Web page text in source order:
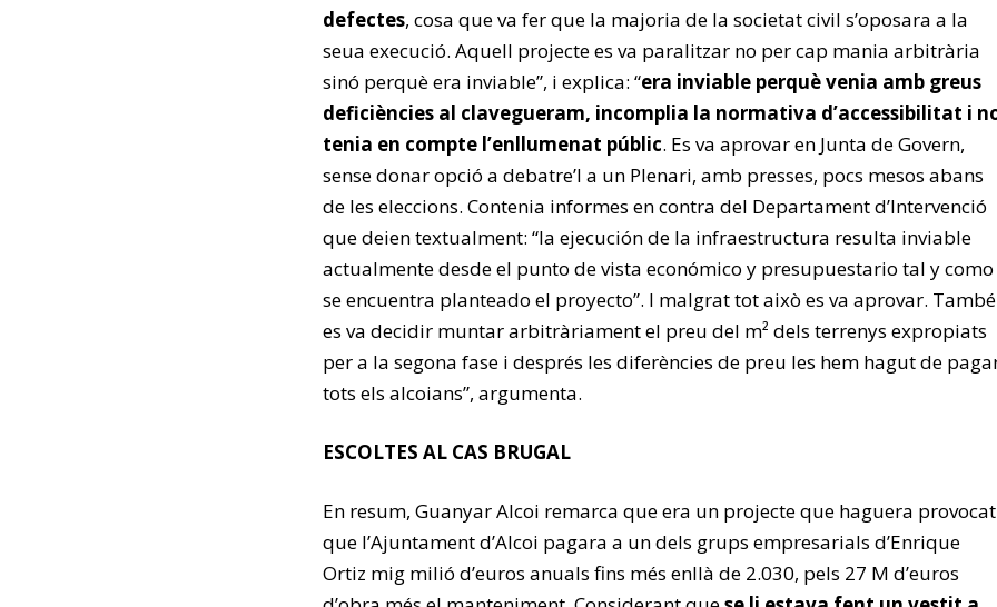
defectes, cosa que va fer que la majoria de la societat civil s’oposara a la
seua execució. Aquell projecte es va paralitzar no per cap mania arbitrària
sinó perquè era inviable”, i explica: “era inviable perquè venia amb greus
deficiències al clavegueram, incomplia la normativa d’accessibilitat i
tenia en compte l’enllumenat públic. Es va aprovar en Junta de Govern,
sense donar opció a debatre’l a un Plenari, amb presses, pocs mesos abans
de les eleccions. Contenia informes en contra del Departament d’Intervenció
que deien textualment: “la ejecución de la infraestructura resulta inviable
actualmente desde el punto de vista económico y presupuestario tal y como
se encuentra planteado el proyecto”. I malgrat tot això es va aprovar. També
es va decidir muntar arbitràriament el preu del m² dels terrenys expropiats
per a la segona fase i després les diferències de preu les hem hagut de
tots els alcoians”, argumenta.
ESCOLTES AL CAS BRUGAL
En resum, Guanyar Alcoi remarca que era un projecte que haguera provocat
que l’Ajuntament d’Alcoi pagara a un dels grups empresarials d’Enrique
Ortiz mig milió d’euros anuals fins més enllà de 2.030, pels 27 M d’euros